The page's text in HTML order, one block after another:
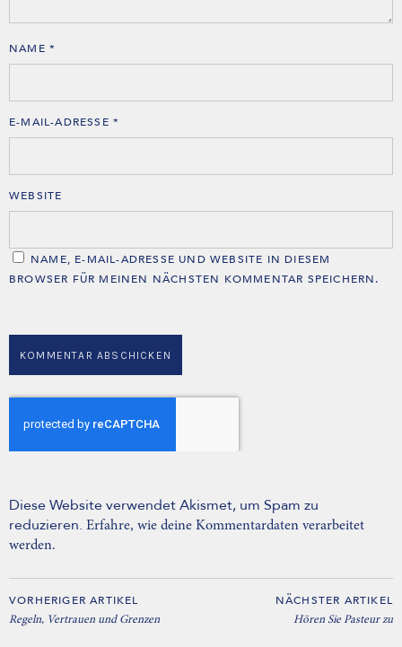
NAME *
E-MAIL-ADRESSE *
WEBSITE
NAME, E-MAIL-ADRESSE UND WEBSITE IN DIESEM
BROWSER FÜR MEINEN NÄCHSTEN KOMMENTAR SPEICHERN.
Diese Website verwendet Akismet, um Spam zu
reduzieren. Erfahre, wie deine Kommentardaten verarbeitet
werden.
VORHERIGER ARTIKEL
Regeln, Vertrauen und Grenzen
NÄCHSTER ARTIKEL
Hören Sie Pasteur zu